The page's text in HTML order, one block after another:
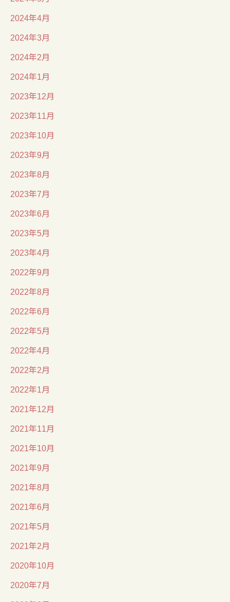
2024年4月
2024年3月
2024年2月
2024年1月
2023年12月
2023年11月
2023年10月
2023年9月
2023年8月
2023年7月
2023年6月
2023年5月
2023年4月
2022年9月
2022年8月
2022年6月
2022年5月
2022年4月
2022年2月
2022年1月
2021年12月
2021年11月
2021年10月
2021年9月
2021年8月
2021年6月
2021年5月
2021年2月
2020年10月
2020年7月